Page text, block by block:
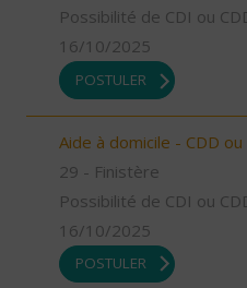
Possibilité de CDI ou
16/10/2025
POSTULER
Aide à domicile - CDD
29 - Finistère
Possibilité de CDI ou
16/10/2025
POSTULER